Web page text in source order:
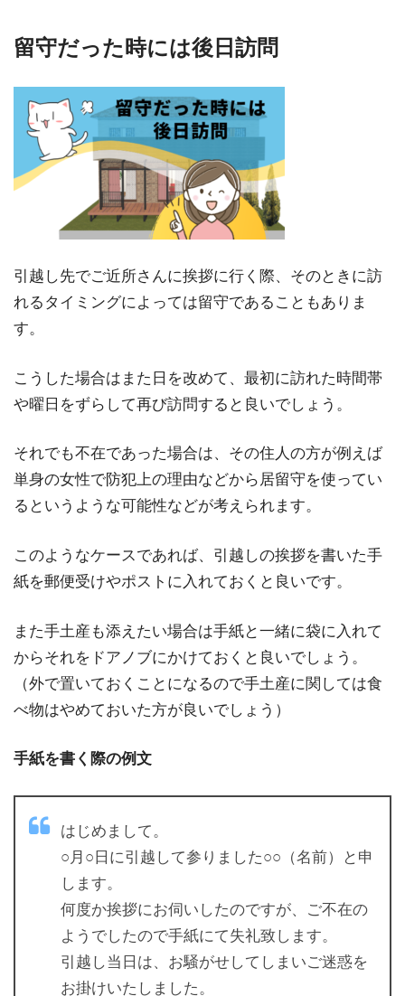
留守だった時には後日訪問
引越し先でご近所さんに挨拶に行く際、そのときに訪
れるタイミングによっては留守であることもありま
す。
こうした場合はまた日を改めて、最初に訪れた時間帯
や曜日をずらして再び訪問すると良いでしょう。
それでも不在であった場合は、その住人の方が例えば
単身の女性で防犯上の理由などから居留守を使ってい
るというような可能性などが考えられます。
このようなケースであれば、引越しの挨拶を書いた手
紙を郵便受けやポストに入れておくと良いです。
また手土産も添えたい場合は手紙と一緒に袋に入れて
からそれをドアノブにかけておくと良いでしょう。
（外で置いておくことになるので手土産に関しては食
べ物はやめておいた方が良いでしょう）
手紙を書く際の例文
はじめまして。
○月○日に引越して参りました○○（名前）と申
します。
何度か挨拶にお伺いしたのですが、ご不在の
ようでしたので手紙にて失礼致します。
引越し当日は、お騒がせしてしまいご迷惑を
お掛けいたしました。